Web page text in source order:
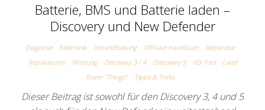
Batterie, BMS und Batterie laden –
Discovery und New Defender
Diagnose Elektronik Instandhaltung Offroad Handbuch
Reparatur
Reparaturen
Wartung Discovery 3 / 4 Discovery 5 IID-Tool
Land
Rover "Things"
Tipps & Tricks
Dieser Beitrag ist sowohl für den Discovery 3, 4 und 5